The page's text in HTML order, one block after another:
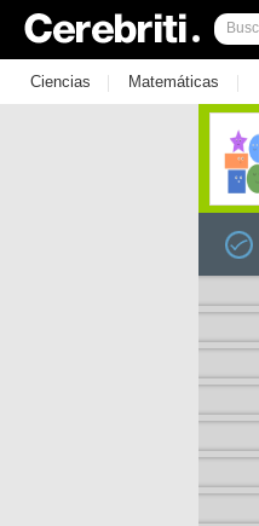
Ciencias | Matemáticas |